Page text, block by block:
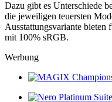
Dazu gibt es Unterschiede
die jeweiligen teuersten
Ausstattungsvariante
mit 100% sRGB.
Werbung